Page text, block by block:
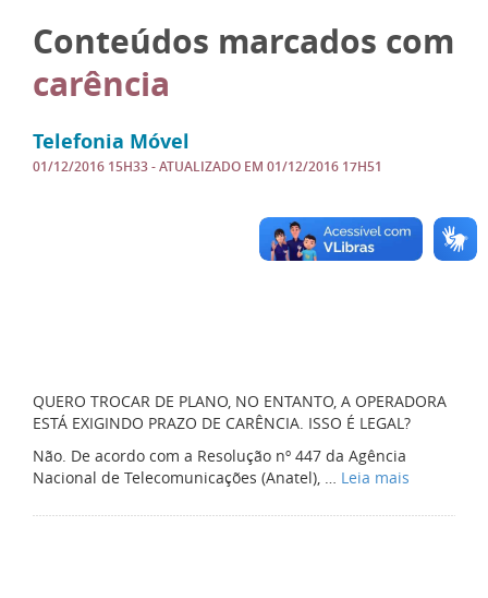
Conteúdos marcados com
carência
Telefonia Móvel
01/12/2016 15H33- ATUALIZADO EM 01/12/2016 17H51
QUERO TROCAR DE PLANO, NO ENTANTO, A OPERADORA
ESTÁ EXIGINDO PRAZO DE CARÊNCIA. ISSO É LEGAL?
Não. De acordo com a Resolução nº 447 da Agência
Nacional de Telecomunicações (Anatel), … Leia mais